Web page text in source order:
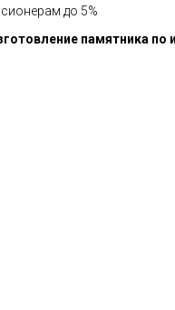
до 5%
памятника